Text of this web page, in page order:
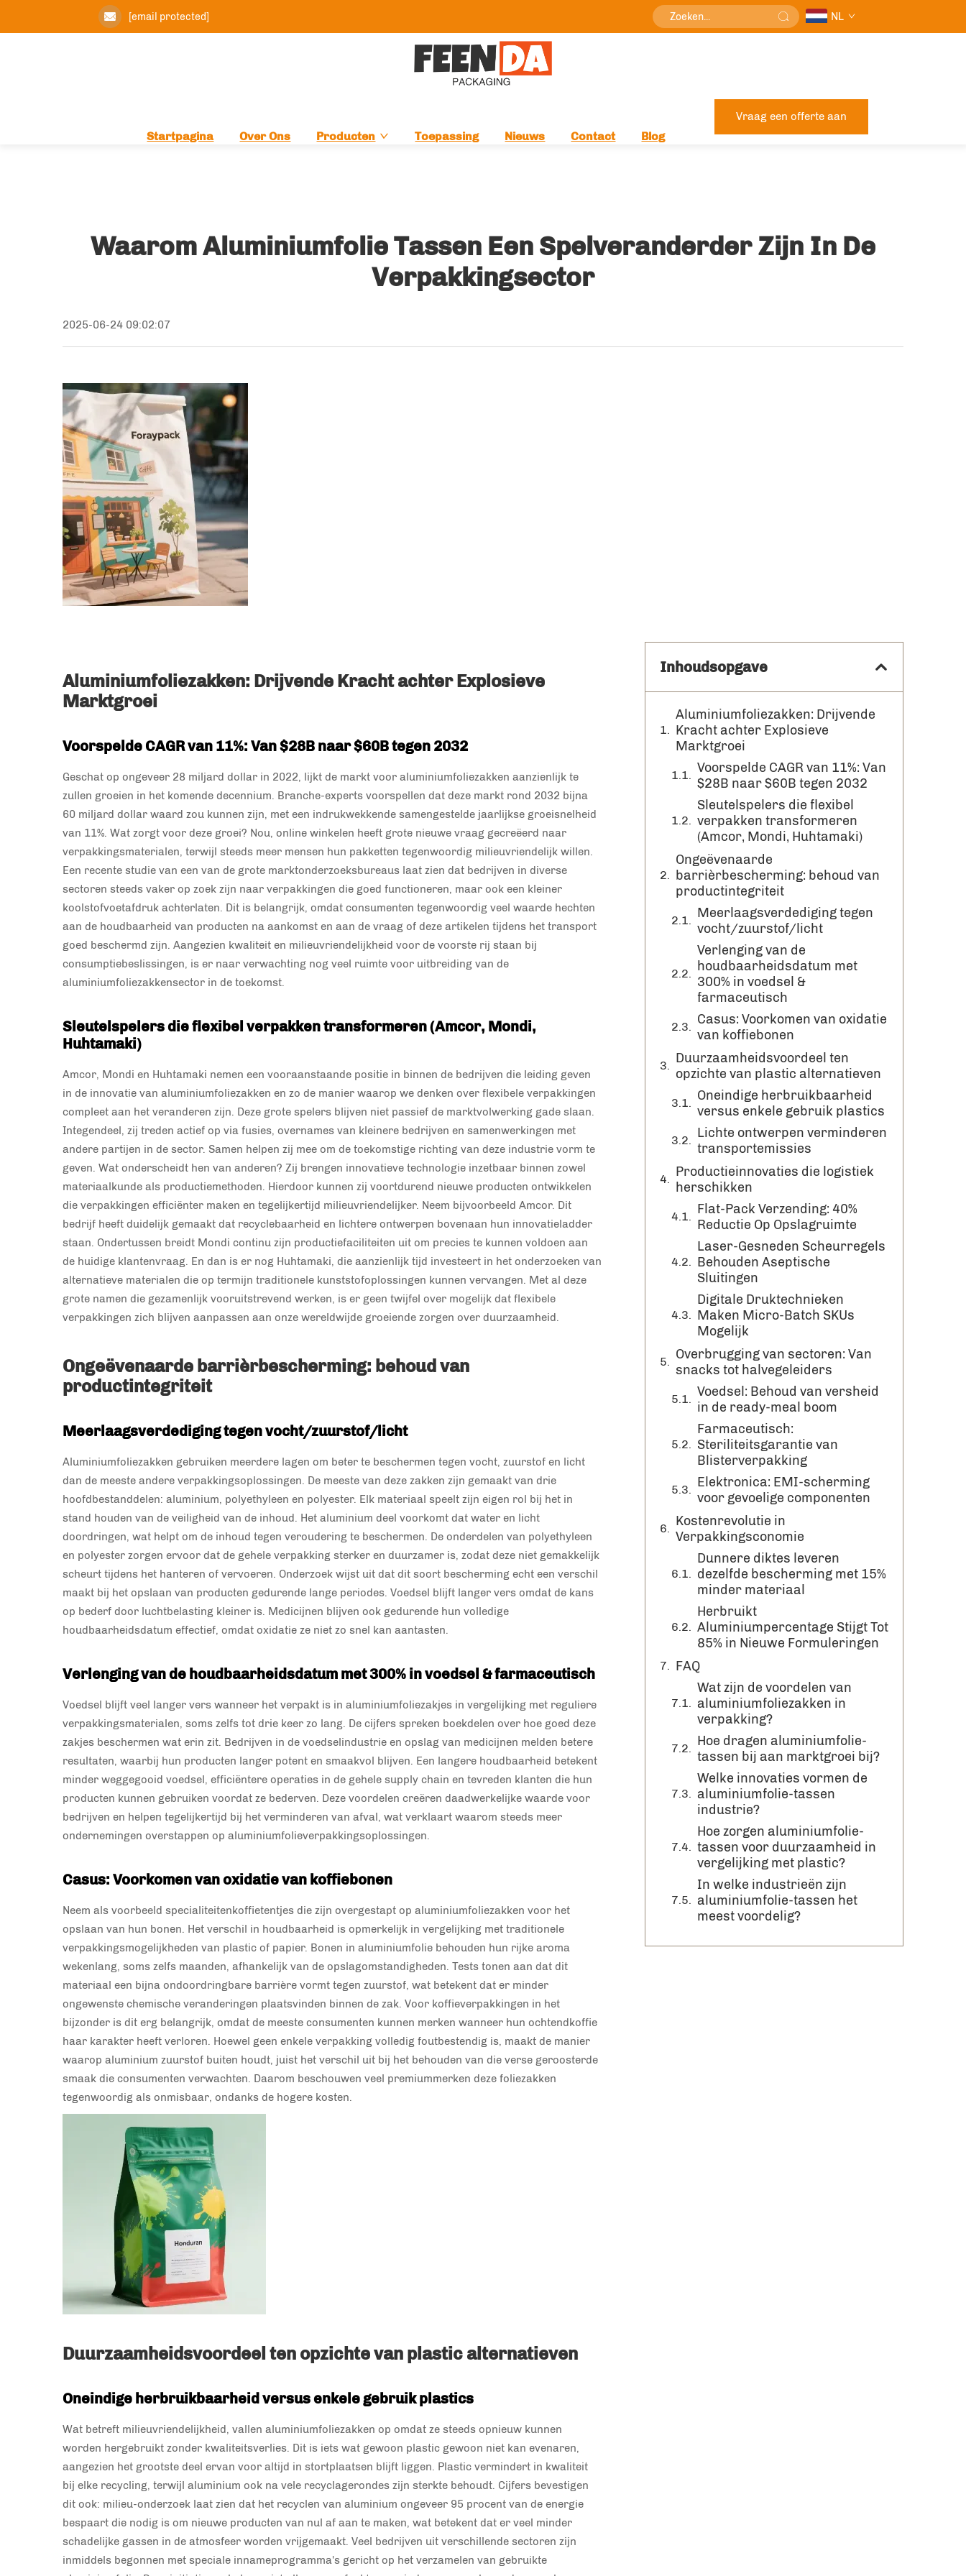
[email protected] NL
Startpagina Over Ons Producten Toepassing Nieuws Contact Blog
Vraag een offerte aan
Waarom Aluminiumfolie Tassen Een Spelveranderder Zijn In De
Verpakkingsector
2025-06-24 09:02:07
Aluminiumfoliezakken: Drijvende Kracht achter Explosieve
Marktgroei
Voorspelde CAGR van 11%: Van $28B naar $60B tegen 2032
Geschat op ongeveer 28 miljard dollar in 2022, lijkt de markt voor aluminiumfoliezakken aanzienlijk te
zullen groeien in het komende decennium. Branche-experts voorspellen dat deze markt rond 2032 bijna
60 miljard dollar waard zou kunnen zijn, met een indrukwekkende samengestelde jaarlijkse groeisnelheid
van 11%. Wat zorgt voor deze groei? Nou, online winkelen heeft grote nieuwe vraag gecreëerd naar
verpakkingsmaterialen, terwijl steeds meer mensen hun pakketten tegenwoordig milieuvriendelijk willen.
Een recente studie van een van de grote marktonderzoeksbureaus laat zien dat bedrijven in diverse
sectoren steeds vaker op zoek zijn naar verpakkingen die goed functioneren, maar ook een kleiner
koolstofvoetafdruk achterlaten. Dit is belangrijk, omdat consumenten tegenwoordig veel waarde hechten
aan de houdbaarheid van producten na aankomst en aan de vraag of deze artikelen tijdens het transport
goed beschermd zijn. Aangezien kwaliteit en milieuvriendelijkheid voor de voorste rij staan bij
consumptiebeslissingen, is er naar verwachting nog veel ruimte voor uitbreiding van de
aluminiumfoliezakkensector in de toekomst.
Sleutelspelers die flexibel verpakken transformeren (Amcor, Mondi,
Huhtamaki)
Amcor, Mondi en Huhtamaki nemen een vooraanstaande positie in binnen de bedrijven die leiding geven
in de innovatie van aluminiumfoliezakken en zo de manier waarop we denken over flexibele verpakkingen
compleet aan het veranderen zijn. Deze grote spelers blijven niet passief de marktvolwerking gade slaan.
Integendeel, zij treden actief op via fusies, overnames van kleinere bedrijven en samenwerkingen met
andere partijen in de sector. Samen helpen zij mee om de toekomstige richting van deze industrie vorm te
geven. Wat onderscheidt hen van anderen? Zij brengen innovatieve technologie inzetbaar binnen zowel
materiaalkunde als productiemethoden. Hierdoor kunnen zij voortdurend nieuwe producten ontwikkelen
die verpakkingen efficiënter maken en tegelijkertijd milieuvriendelijker. Neem bijvoorbeeld Amcor. Dit
bedrijf heeft duidelijk gemaakt dat recyclebaarheid en lichtere ontwerpen bovenaan hun innovatieladder
staan. Ondertussen breidt Mondi continu zijn productiefaciliteiten uit om precies te kunnen voldoen aan
de huidige klantenvraag. En dan is er nog Huhtamaki, die aanzienlijk tijd investeert in het onderzoeken van
alternatieve materialen die op termijn traditionele kunststofoplossingen kunnen vervangen. Met al deze
grote namen die gezamenlijk vooruitstrevend werken, is er geen twijfel over mogelijk dat flexibele
verpakkingen zich blijven aanpassen aan onze wereldwijde groeiende zorgen over duurzaamheid.
Ongeëvenaarde barrièrbescherming: behoud van
productintegriteit
Meerlaagsverdediging tegen vocht/zuurstof/licht
Aluminiumfoliezakken gebruiken meerdere lagen om beter te beschermen tegen vocht, zuurstof en licht
dan de meeste andere verpakkingsoplossingen. De meeste van deze zakken zijn gemaakt van drie
hoofdbestanddelen: aluminium, polyethyleen en polyester. Elk materiaal speelt zijn eigen rol bij het in
stand houden van de veiligheid van de inhoud. Het aluminium deel voorkomt dat water en licht
doordringen, wat helpt om de inhoud tegen veroudering te beschermen. De onderdelen van polyethyleen
en polyester zorgen ervoor dat de gehele verpakking sterker en duurzamer is, zodat deze niet gemakkelijk
scheurt tijdens het hanteren of vervoeren. Onderzoek wijst uit dat dit soort bescherming echt een verschil
maakt bij het opslaan van producten gedurende lange periodes. Voedsel blijft langer vers omdat de kans
op bederf door luchtbelasting kleiner is. Medicijnen blijven ook gedurende hun volledige
houdbaarheidsdatum effectief, omdat oxidatie ze niet zo snel kan aantasten.
Verlenging van de houdbaarheidsdatum met 300% in voedsel & farmaceutisch
Voedsel blijft veel langer vers wanneer het verpakt is in aluminiumfoliezakjes in vergelijking met reguliere
verpakkingsmaterialen, soms zelfs tot drie keer zo lang. De cijfers spreken boekdelen over hoe goed deze
zakjes beschermen wat erin zit. Bedrijven in de voedselindustrie en opslag van medicijnen melden betere
resultaten, waarbij hun producten langer potent en smaakvol blijven. Een langere houdbaarheid betekent
minder weggegooid voedsel, efficiëntere operaties in de gehele supply chain en tevreden klanten die hun
producten kunnen gebruiken voordat ze bederven. Deze voordelen creëren daadwerkelijke waarde voor
bedrijven en helpen tegelijkertijd bij het verminderen van afval, wat verklaart waarom steeds meer
ondernemingen overstappen op aluminiumfolieverpakkingsoplossingen.
Casus: Voorkomen van oxidatie van koffiebonen
Neem als voorbeeld specialiteitenkoffietentjes die zijn overgestapt op aluminiumfoliezakken voor het
opslaan van hun bonen. Het verschil in houdbaarheid is opmerkelijk in vergelijking met traditionele
verpakkingsmogelijkheden van plastic of papier. Bonen in aluminiumfolie behouden hun rijke aroma
wekenlang, soms zelfs maanden, afhankelijk van de opslagomstandigheden. Tests tonen aan dat dit
materiaal een bijna ondoordringbare barrière vormt tegen zuurstof, wat betekent dat er minder
ongewenste chemische veranderingen plaatsvinden binnen de zak. Voor koffieverpakkingen in het
bijzonder is dit erg belangrijk, omdat de meeste consumenten kunnen merken wanneer hun ochtendkoffie
haar karakter heeft verloren. Hoewel geen enkele verpakking volledig foutbestendig is, maakt de manier
waarop aluminium zuurstof buiten houdt, juist het verschil uit bij het behouden van die verse geroosterde
smaak die consumenten verwachten. Daarom beschouwen veel premiummerken deze foliezakken
tegenwoordig als onmisbaar, ondanks de hogere kosten.
Duurzaamheidsvoordeel ten opzichte van plastic alternatieven
Oneindige herbruikbaarheid versus enkele gebruik plastics
Wat betreft milieuvriendelijkheid, vallen aluminiumfoliezakken op omdat ze steeds opnieuw kunnen
worden hergebruikt zonder kwaliteitsverlies. Dit is iets wat gewoon plastic gewoon niet kan evenaren,
aangezien het grootste deel ervan voor altijd in stortplaatsen blijft liggen. Plastic vermindert in kwaliteit
bij elke recycling, terwijl aluminium ook na vele recyclagerondes zijn sterkte behoudt. Cijfers bevestigen
dit ook: milieu-onderzoek laat zien dat het recyclen van aluminium ongeveer 95 procent van de energie
bespaart die nodig is om nieuwe producten van nul af aan te maken, wat betekent dat er veel minder
schadelijke gassen in de atmosfeer worden vrijgemaakt. Veel bedrijven uit verschillende sectoren zijn
inmiddels begonnen met speciale innameprogramma's gericht op het verzamelen van gebruikte
Inhoudsopgave
Aluminiumfoliezakken: Drijvende
Kracht achter Explosieve
Marktgroei
Voorspelde CAGR van 11%: Van
$28B naar $60B tegen 2032
Sleutelspelers die flexibel
verpakken transformeren
(Amcor, Mondi, Huhtamaki)
Ongeëvenaarde
barrièrbescherming: behoud van
productintegriteit
Meerlaagsverdediging tegen
vocht/zuurstof/licht
Verlenging van de
houdbaarheidsdatum met
300% in voedsel &
farmaceutisch
Casus: Voorkomen van oxidatie
van koffiebonen
Duurzaamheidsvoordeel ten
opzichte van plastic alternatieven
Oneindige herbruikbaarheid
versus enkele gebruik plastics
Lichte ontwerpen verminderen
transportemissies
Productieinnovaties die logistiek
herschikken
Flat-Pack Verzending: 40%
Reductie Op Opslagruimte
Laser-Gesneden Scheurregels
Behouden Aseptische
Sluitingen
Digitale Druktechnieken
Maken Micro-Batch SKUs
Mogelijk
Overbrugging van sectoren: Van
snacks tot halvegeleiders
Voedsel: Behoud van versheid
in de ready-meal boom
Farmaceutisch:
Steriliteitsgarantie van
Blisterverpakking
Elektronica: EMI-scherming
voor gevoelige componenten
Kostenrevolutie in
Verpakkingsconomie
Dunnere diktes leveren
dezelfde bescherming met 15%
minder materiaal
Herbruikt
Aluminiumpercentage Stijgt Tot
85% in Nieuwe Formuleringen
FAQ
Wat zijn de voordelen van
aluminiumfoliezakken in
verpakking?
Hoe dragen aluminiumfolie-
tassen bij aan marktgroei bij?
Welke innovaties vormen de
aluminiumfolie-tassen
industrie?
Hoe zorgen aluminiumfolie-
tassen voor duurzaamheid in
vergelijking met plastic?
In welke industrieën zijn
aluminiumfolie-tassen het
meest voordelig?